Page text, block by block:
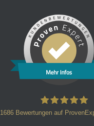
Mehr Infos
1686 Bewertungen auf